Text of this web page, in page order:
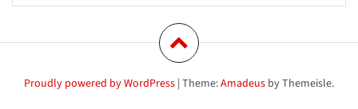
Proudly powered by WordPress | Theme:Amadeus by Themeisle.